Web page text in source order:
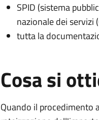
SPID (sistema
nazionale dei servizi
tutta la
Cosa si
Quando il procedimento